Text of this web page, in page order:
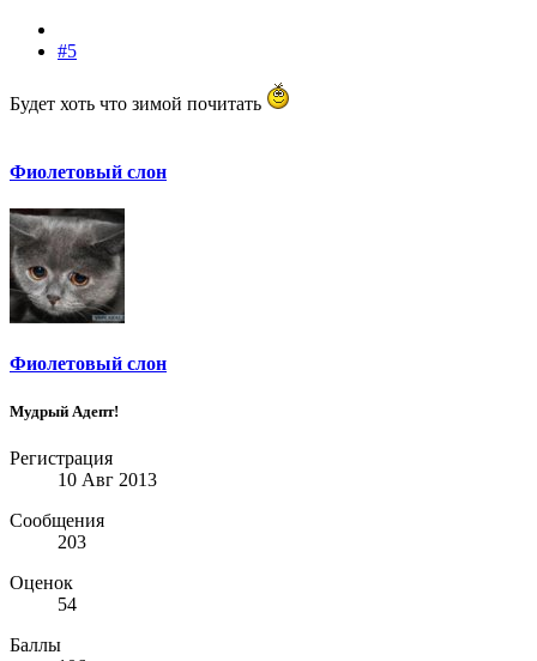
#5
Будет хоть что зимой почитать
Фиолетовый слон
Фиолетовый слон
Мудрый Адепт!
Регистрация
10 Авг 2013
Сообщения
203
Оценок
54
Баллы